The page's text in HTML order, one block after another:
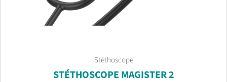
Stéthoscope
STÉTHOSCOPE MAGISTER 2